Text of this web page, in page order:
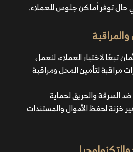
حال توفر أماكن جلوس للعملاء.
تبعًا لاختيار العملاء، لتعمل
مراقبة لتأمين المحل ومراقبة
السرقة والحريق لحماية
خزنة لحفظ الأموال والمستندات